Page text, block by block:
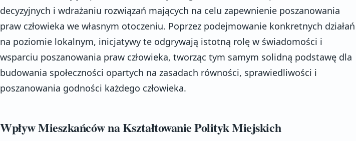
decyzyjnych i wdrażaniu rozwiązań mających na celu zapewnienie poszanowania
praw człowieka we własnym otoczeniu. Poprzez podejmowanie konkretnych działań
na poziomie lokalnym, inicjatywy te odgrywają istotną rolę w świadomości i
wsparciu poszanowania praw człowieka, tworząc tym samym solidną podstawę dla
budowania społeczności opartych na zasadach równości, sprawiedliwości i
poszanowania godności każdego człowieka.
Wpływ Mieszkańców na Kształtowanie Polityk Miejskich